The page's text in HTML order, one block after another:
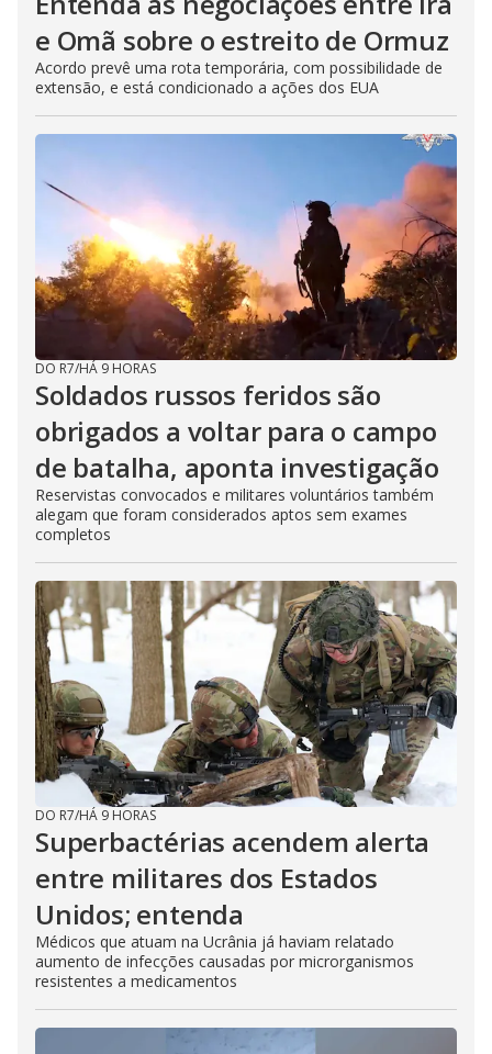
e Omã sobre o estreito de Ormuz
Acordo prevê uma rota temporária, com possibilidade de
extensão, e está condicionado a ações dos EUA
DO R7/HÁ 9 HORAS
Soldados russos feridos são
obrigados a voltar para o campo
de batalha, aponta investigação
Reservistas convocados e militares voluntários também
alegam que foram considerados aptos sem exames
completos
DO R7/HÁ 9 HORAS
Superbactérias acendem alerta
entre militares dos Estados
Unidos; entenda
Médicos que atuam na Ucrânia já haviam relatado
aumento de infecções causadas por microrganismos
resistentes a medicamentos